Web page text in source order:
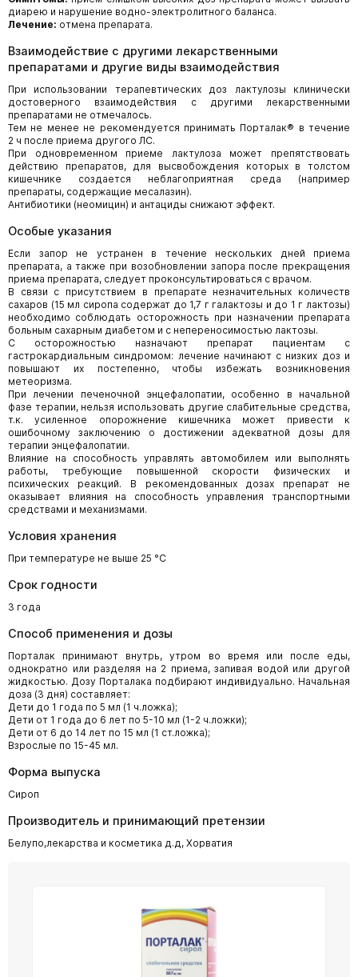
диарею и нарушение водно-электролитного баланса.
Лечение: отмена препарата.
Взаимодействие с другими лекарственными
препаратами и другие виды взаимодействия
При использовании терапевтических доз лактулозы клинически
достоверного взаимодействия с другими лекарственными
препаратами не отмечалось.
Тем не менее не рекомендуется принимать Порталак® в течение
2 ч после приема другого ЛС.
При одновременном приеме лактулоза может препятствовать
действию препаратов, для высвобождения которых в толстом
кишечнике создается неблагоприятная среда (например
препараты, содержащие месалазин).
Антибиотики (неомицин) и антациды снижают эффект.
Особые указания
Если запор не устранен в течение нескольких дней приема
препарата, а также при возобновлении запора после прекращения
приема препарата, следует проконсультироваться с врачом.
В связи с присутствием в препарате незначительных количеств
сахаров (15 мл сиропа содержат до 1,7 г галактозы и до 1 г лактозы)
необходимо соблюдать осторожность при назначении препарата
больным сахарным диабетом и с непереносимостью лактозы.
С осторожностью назначают препарат пациентам с
гастрокардиальным синдромом: лечение начинают с низких доз и
повышают их постепенно, чтобы избежать возникновения
метеоризма.
При лечении печеночной энцефалопатии, особенно в начальной
фазе терапии, нельзя использовать другие слабительные средства,
т.к. усиленное опорожнение кишечника может привести к
ошибочному заключению о достижении адекватной дозы для
терапии энцефалопатии.
Влияние на способность управлять автомобилем или выполнять
работы, требующие повышенной скорости физических и
психических реакций. В рекомендованных дозах препарат не
оказывает влияния на способность управления транспортными
средствами и механизмами.
Условия хранения
При температуре не выше 25 °C
Срок годности
3 года
Способ применения и дозы
Порталак принимают внутрь, утром во время или после еды,
однократно или разделяя на 2 приема, запивая водой или другой
жидкостью. Дозу Порталака подбирают индивидуально. Начальная
доза (3 дня) составляет:
Дети до 1 года по 5 мл (1 ч.ложка);
Дети от 1 года до 6 лет по 5-10 мл (1-2 ч.ложки);
Дети от 6 до 14 лет по 15 мл (1 ст.ложка);
Взрослые по 15-45 мл.
Форма выпуска
Cироп
Производитель и принимающий претензии
Белупо,лекарства и косметика д.д, Хорватия